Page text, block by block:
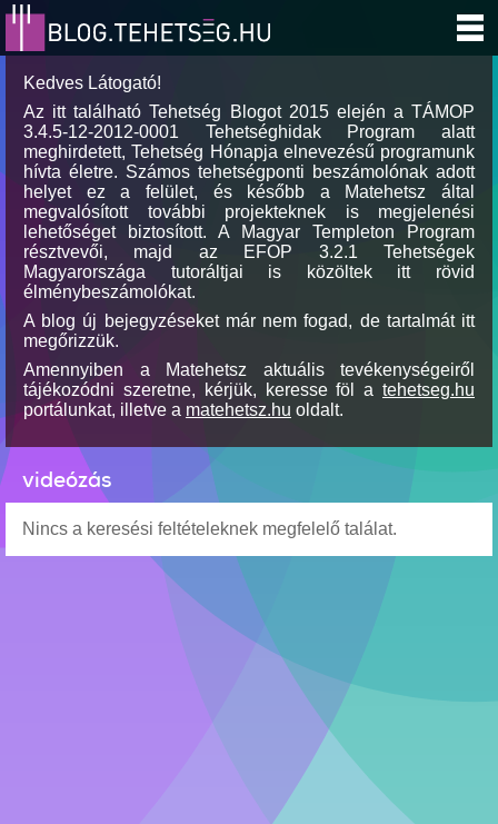
Kedves Látogató!
Az itt található Tehetség Blogot 2015 elején a TÁMOP
3.4.5-12-2012-0001 Tehetséghidak Program alatt
meghirdetett, Tehetség Hónapja elnevezésű programunk
hívta életre. Számos tehetségponti beszámolónak adott
helyet ez a felület, és később a Matehetsz által
megvalósított további projekteknek is megjelenési
lehetőséget biztosított. A Magyar Templeton Program
résztvevői, majd az EFOP 3.2.1 Tehetségek
Magyarországa tutoráltjai is közöltek itt rövid
élménybeszámolókat.
A blog új bejegyzéseket már nem fogad, de tartalmát itt
megőrizzük.
Amennyiben a Matehetsz aktuális tevékenységeiről
tájékozódni szeretne, kérjük, keresse föl a tehetseg.hu
portálunkat, illetve a matehetsz.hu oldalt.
videózás
Nincs a keresési feltételeknek megfelelő találat.